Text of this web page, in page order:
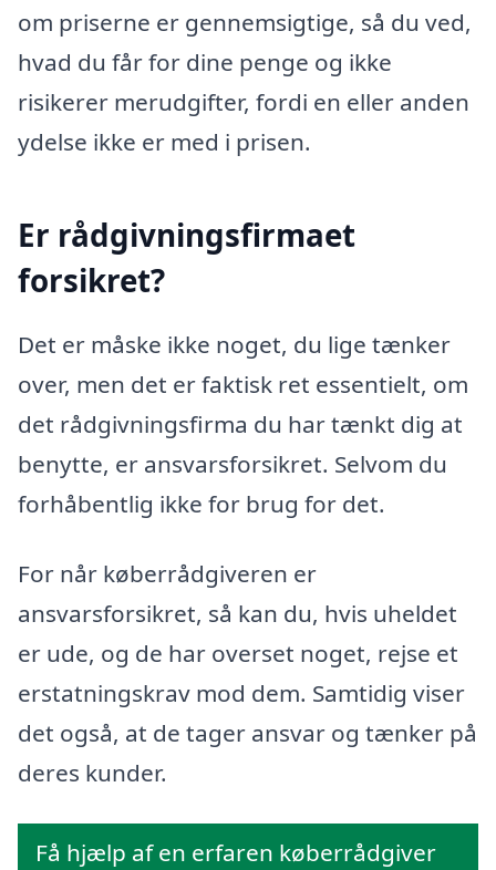
om priserne er gennemsigtige, så du ved,
hvad du får for dine penge og ikke
risikerer merudgifter, fordi en eller anden
ydelse ikke er med i prisen.
Er rådgivningsfirmaet
forsikret?
Det er måske ikke noget, du lige tænker
over, men det er faktisk ret essentielt, om
det rådgivningsfirma du har tænkt dig at
benytte, er ansvarsforsikret. Selvom du
forhåbentlig ikke for brug for det.
For når køberrådgiveren er
ansvarsforsikret, så kan du, hvis uheldet
er ude, og de har overset noget, rejse et
erstatningskrav mod dem. Samtidig viser
det også, at de tager ansvar og tænker på
deres kunder.
Få hjælp af en erfaren køberrådgiver